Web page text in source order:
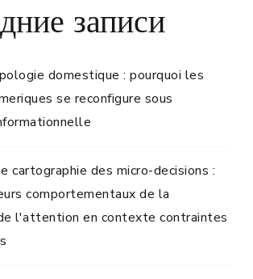
записи
domestique : pourquoi les
se reconfigure sous
cartographie des micro-decisions :
comportementaux de la
l'attention en contexte contraintes